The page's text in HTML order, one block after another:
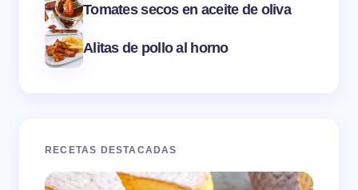
Tomates secos en aceite de oliva
Alitas de pollo al horno
RECETAS DESTACADAS